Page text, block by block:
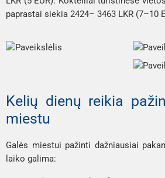
paprastai siekia 2424– 3463 LKR (7–10
Kelių dienų reikia
miestu
Galės miestui pažinti dažniausiai
laiko galima: